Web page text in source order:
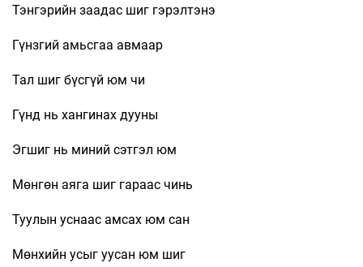
Тэнгэрийн заадас шиг гэрэлтэнэ
Гүнзгий амьсгаа авмаар
Тал шиг бүсгүй юм чи
Гүнд нь хангинах дууны
Эгшиг нь миний сэтгэл юм
Мөнгөн аяга шиг гараас чинь
Туулын уснаас амсах юм сан
Мөнхийн усыг уусан юм шиг